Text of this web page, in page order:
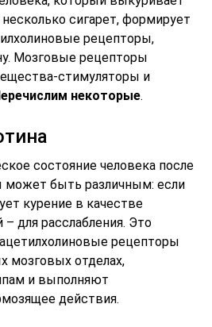
сигарет, формирует
рецепторы,
Мозговые рецепторы
стимуляторы и
некоторые.
состояние человека после
может быть различным: если
курение в качестве
– для расслабления. Это
рецепторы
мозговых отделах,
и выполняют
действия.